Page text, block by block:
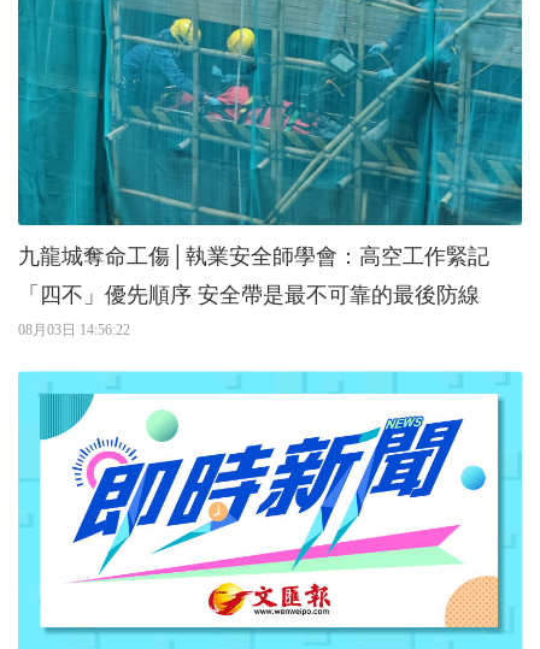
九龍城奪命工傷│執業安全師學會：高空工作緊記
「四不」優先順序 安全帶是最不可靠的最後防線
08月03日 14:56:22